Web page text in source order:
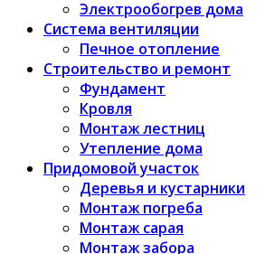
Электрообогрев дома
Система вентиляции
Печное отопление
Строительство и ремонт
Фундамент
Кровля
Монтаж лестниц
Утепление дома
Придомовой участок
Деревья и кустарники
Монтаж погреба
Монтаж сарая
Монтаж забора